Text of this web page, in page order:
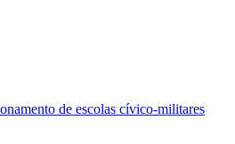
de escolas cívico-militares